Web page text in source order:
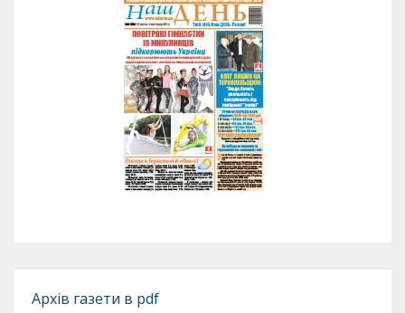
Архів газети в pdf